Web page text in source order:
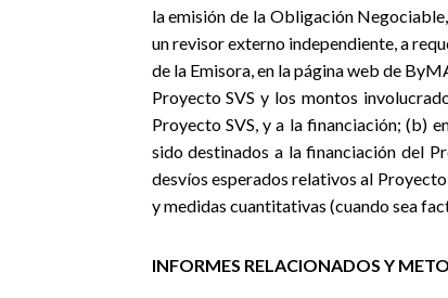
la emisión de la Obligación
un revisor externo independiente, a
de la Emisora, en la página web de
Proyecto SVS y los montos
Proyecto SVS, y a la financiación; (b)
sido destinados a la financiación del
desvíos esperados relativos al
y medidas cuantitativas (cuando sea
INFORMES RELACIONADOS Y